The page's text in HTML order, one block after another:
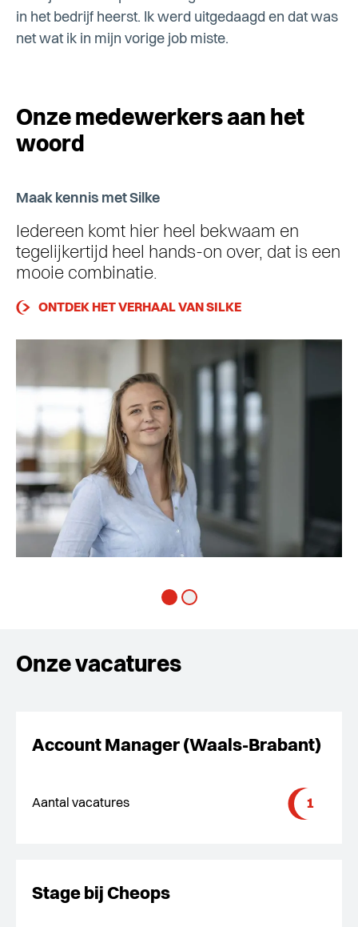
in het bedrijf heerst. Ik werd uitgedaagd en dat was
net wat ik in mijn vorige job miste.
Onze medewerkers aan het
woord
Maak kennis met Silke
Iedereen komt hier heel bekwaam en
tegelijkertijd heel hands-on over, dat is een
mooie combinatie.
ONTDEK HET VERHAAL VAN SILKE
Onze vacatures
Account Manager (Waals-Brabant)
Aantal vacatures 1
Stage bij Cheops